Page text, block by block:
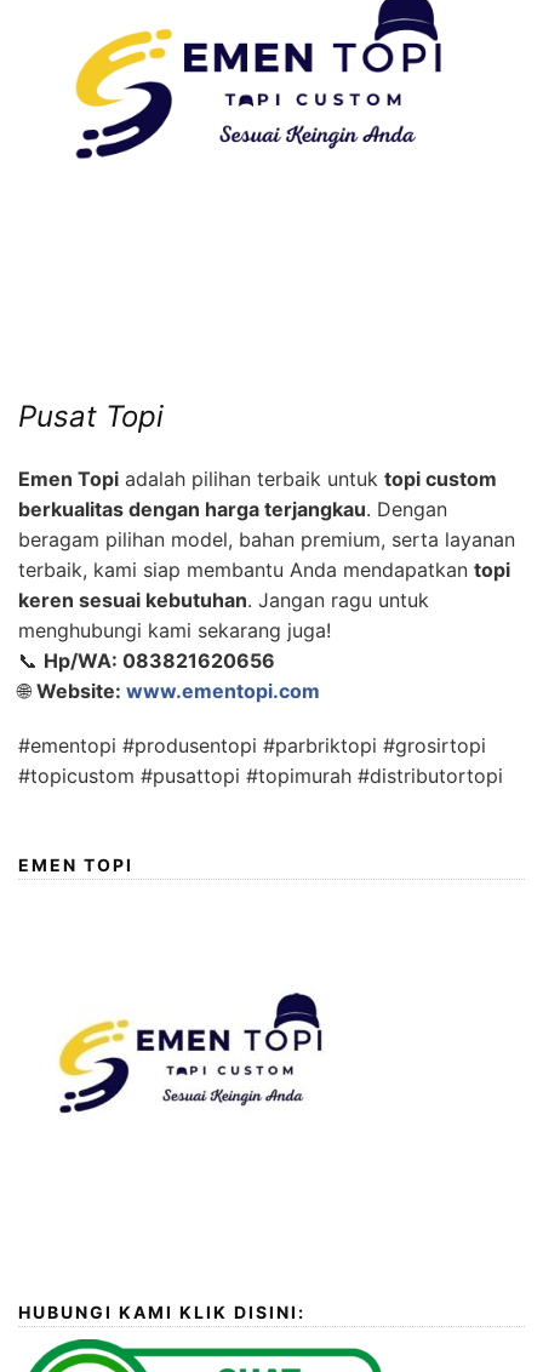
Pusat Topi
Emen Topi adalah pilihan terbaik untuk topi custom
berkualitas dengan harga terjangkau. Dengan
beragam pilihan model, bahan premium, serta layanan
terbaik, kami siap membantu Anda mendapatkan topi
keren sesuai kebutuhan. Jangan ragu untuk
menghubungi kami sekarang juga!
📞 Hp/WA: 083821620656
🌐 Website: www.ementopi.com
#ementopi #produsentopi #parbriktopi #grosirtopi
#topicustom #pusattopi #topimurah #distributortopi
EMEN TOPI
HUBUNGI KAMI KLIK DISINI: